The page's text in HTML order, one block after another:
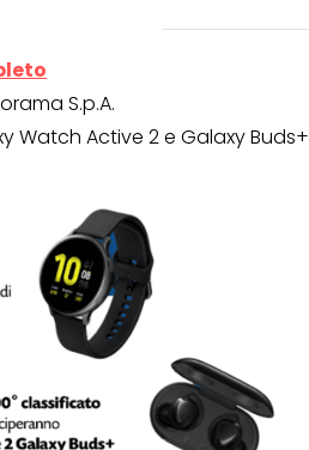
S.p.A.
Watch Active 2 e Galaxy Buds+